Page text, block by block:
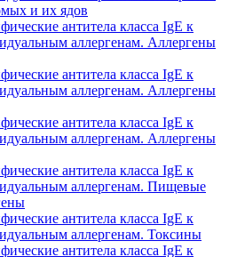
и их ядов
антитела класса IgE к
аллергенам. Аллергены
антитела класса IgE к
аллергенам. Аллергены
антитела класса IgE к
аллергенам. Аллергены
антитела класса IgE к
аллергенам. Пищевые
антитела класса IgE к
аллергенам. Токсины
антитела класса IgE к